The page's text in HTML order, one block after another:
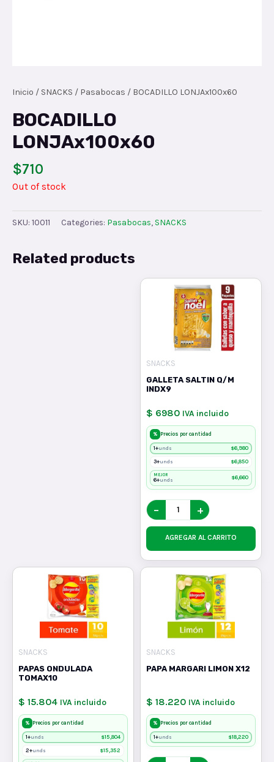
Inicio / SNACKS / Pasabocas / BOCADILLO LONJAx100x60
BOCADILLO
LONJAx100x60
$710
Out of stock
SKU: 10011 Categories: Pasabocas, SNACKS
Related products
SNACKS
GALLETA SALTIN Q/M
INDX9
$ 6980 IVA incluido
% Precios por cantidad
1+unds $6,980
3+unds $6,850
MEJOR
6+unds $6,660
− +
AGREGAR AL CARRITO
SNACKS
PAPAS ONDULADA
TOMAX10
$ 15.804 IVA incluido
% Precios por cantidad
1+unds $15,804
2+unds $15,352
SNACKS
PAPA MARGARI LIMON X12
$ 18.220 IVA incluido
% Precios por cantidad
1+unds $18,220